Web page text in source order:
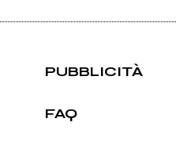
PUBBLICITÀ
FAQ